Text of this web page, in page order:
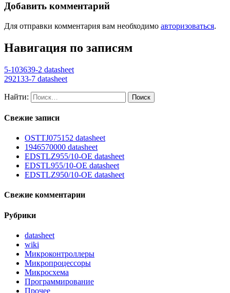
Добавить комментарий
Для отправки комментария вам необходимо авторизоваться.
Навигация по записям
5-103639-2 datasheet
292133-7 datasheet
Найти:
Свежие записи
OSTTJ075152 datasheet
1946570000 datasheet
EDSTLZ955/10-OE datasheet
EDSTL955/10-OE datasheet
EDSTLZ950/10-OE datasheet
Свежие комментарии
Рубрики
datasheet
wiki
Микроконтроллеры
Микропроцессоры
Микросхема
Программирование
Прочее